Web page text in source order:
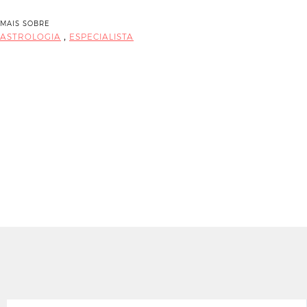
MAIS SOBRE
ASTROLOGIA , ESPECIALISTA